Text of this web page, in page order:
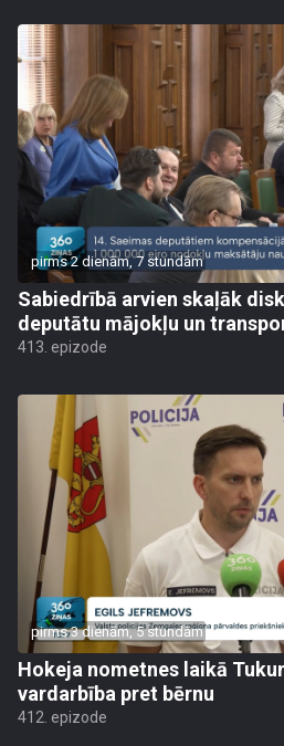
pirms 2 dienām, 7 stundām
Sabiedrībā arvien skaļāk
deputātu mājokļu un
413. epizode
pirms 3 dienām, 5 stundām
Hokeja nometnes laikā
vardarbība pret bērnu
412. epizode